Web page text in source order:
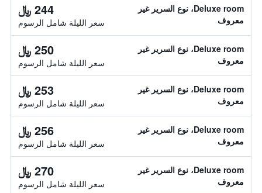
Deluxe room، نوع السرير غير
معروف
244 ﷼
سعر الليلة شامل الرسوم
Deluxe room، نوع السرير غير
معروف
250 ﷼
سعر الليلة شامل الرسوم
Deluxe room، نوع السرير غير
معروف
253 ﷼
سعر الليلة شامل الرسوم
Deluxe room، نوع السرير غير
معروف
256 ﷼
سعر الليلة شامل الرسوم
Deluxe room، نوع السرير غير
معروف
270 ﷼
سعر الليلة شامل الرسوم